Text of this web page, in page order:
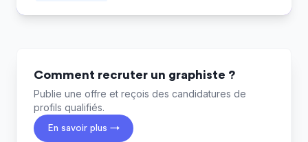
Comment recruter un graphiste ?
Publie une offre et reçois des candidatures de
profils qualifiés.
En savoir plus →